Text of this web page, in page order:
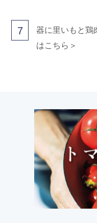
7 器に里いもと鶏
はこちら＞